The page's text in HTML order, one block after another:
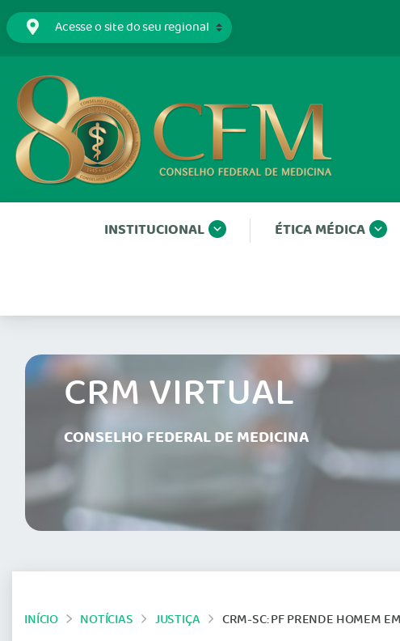
INSTITUCIONAL ÉTICA MÉDICA
CRM VIRTUAL
CONSELHO FEDERAL DE MEDICINA
INÍCIO NOTÍCIAS JUSTIÇA CRM-SC: PF PRENDE HOMEM